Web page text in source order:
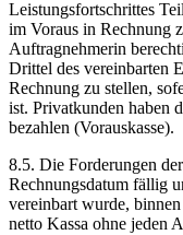
Leistungsfortschrittes
im Voraus in Rechnung
Auftragnehmerin
Drittel des vereinbarten
Rechnung zu stellen,
ist. Privatkunden haben
bezahlen (Vorauskasse).
8.5. Die Forderungen
Rechnungsdatum fällig
vereinbart wurde,
netto Kassa ohne jeden